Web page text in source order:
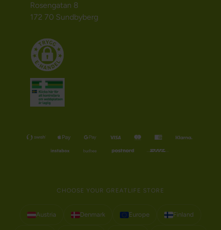
Rosengatan 8
172 70 Sundbyberg
CHOOSE YOUR GREATLIFE STORE
Austria Denmark Europe Finland